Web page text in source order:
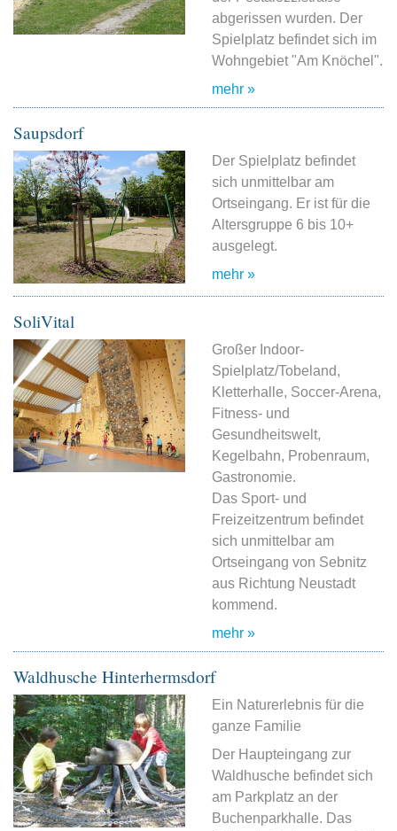
abgerissen wurden. Der
Spielplatz befindet sich im
Wohngebiet "Am Knöchel".
mehr »
Saupsdorf
Der Spielplatz befindet
sich unmittelbar am
Ortseingang. Er ist für die
Altersgruppe 6 bis 10+
ausgelegt.
mehr »
SoliVital
Großer Indoor-
Spielplatz/Tobeland,
Kletterhalle, Soccer-Arena,
Fitness- und
Gesundheitswelt,
Kegelbahn, Probenraum,
Gastronomie.
Das Sport- und
Freizeitzentrum befindet
sich unmittelbar am
Ortseingang von Sebnitz
aus Richtung Neustadt
kommend.
mehr »
Waldhusche Hinterhermsdorf
Ein Naturerlebnis für die
ganze Familie
Der Haupteingang zur
Waldhusche befindet sich
am Parkplatz an der
Buchenparkhalle. Das